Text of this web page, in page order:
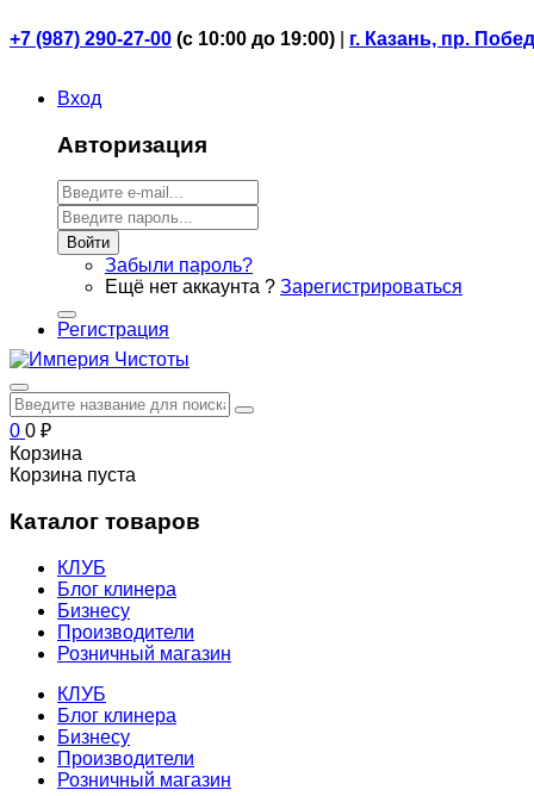
+7 (987) 290-27-00 (с 10:00 до 19:00) г. Казань, пр.
Вход
Авторизация
Войти
Забыли пароль?
Ещё нет аккаунта ? Зарегистрироваться
Регистрация
0 0 ₽
Корзина
Корзина пуста
Каталог товаров
КЛУБ
Блог клинера
Бизнесу
Производители
Розничный магазин
КЛУБ
Блог клинера
Бизнесу
Производители
Розничный магазин